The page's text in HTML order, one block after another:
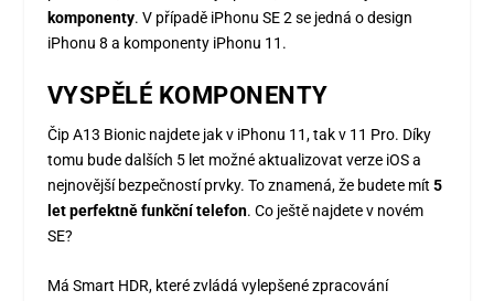
komponenty. V případě iPhonu SE 2 se jedná o design
iPhonu 8 a komponenty iPhonu 11.
VYSPĚLÉ KOMPONENTY
Čip A13 Bionic najdete jak v iPhonu 11, tak v 11 Pro. Díky
tomu bude dalších 5 let možné aktualizovat verze iOS a
nejnovější bezpečností prvky. To znamená, že budete mít 5
let perfektně funkční telefon. Co ještě najdete v novém
SE?
Má Smart HDR, které zvládá vylepšené zpracování